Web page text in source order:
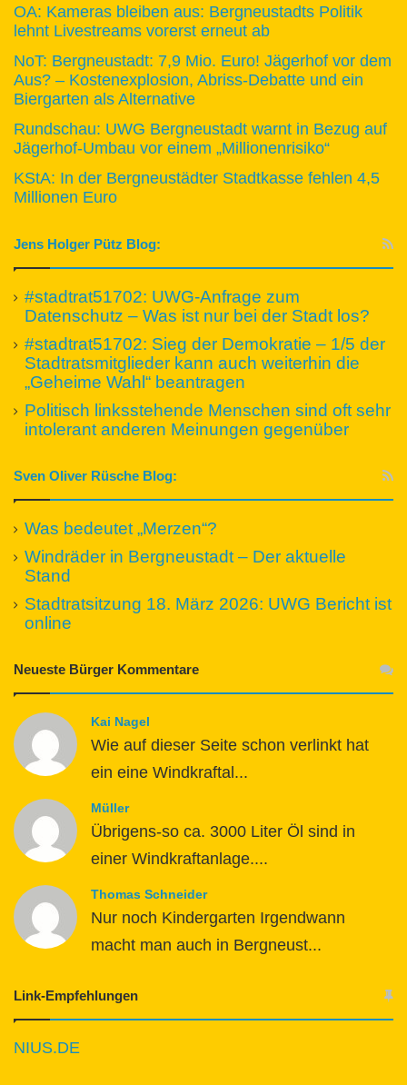
OA: Kameras bleiben aus: Bergneustadts Politik
lehnt Livestreams vorerst erneut ab
NoT: Bergneustadt: 7,9 Mio. Euro! Jägerhof vor dem
Aus? – Kostenexplosion, Abriss-Debatte und ein
Biergarten als Alternative
Rundschau: UWG Bergneustadt warnt in Bezug auf
Jägerhof-Umbau vor einem „Millionenrisiko“
KStA: In der Bergneustädter Stadtkasse fehlen 4,5
Millionen Euro
Jens Holger Pütz Blog:
#stadtrat51702: UWG-Anfrage zum
Datenschutz – Was ist nur bei der Stadt los?
#stadtrat51702: Sieg der Demokratie – 1/5 der
Stadtratsmitglieder kann auch weiterhin die
„Geheime Wahl“ beantragen
Politisch linksstehende Menschen sind oft sehr
intolerant anderen Meinungen gegenüber
Sven Oliver Rüsche Blog:
Was bedeutet „Merzen“?
Windräder in Bergneustadt – Der aktuelle
Stand
Stadtratsitzung 18. März 2026: UWG Bericht ist
online
Neueste Bürger Kommentare
Kai Nagel
Wie auf dieser Seite schon verlinkt hat
ein eine Windkraftal...
Müller
Übrigens-so ca. 3000 Liter Öl sind in
einer Windkraftanlage....
Thomas Schneider
Nur noch Kindergarten Irgendwann
macht man auch in Bergneust...
Link-Empfehlungen
NIUS.DE